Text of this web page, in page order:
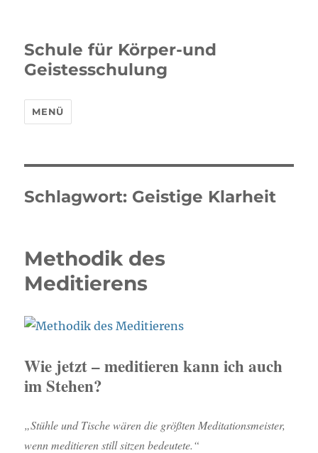
Schule für Körper-und
Geistesschulung
MENÜ
Schlagwort: Geistige Klarheit
Methodik des
Meditierens
Wie jetzt – meditieren kann ich auch
im Stehen?
„Stühle und Tische wären die größten Meditationsmeister,
wenn meditieren still sitzen bedeutete.“